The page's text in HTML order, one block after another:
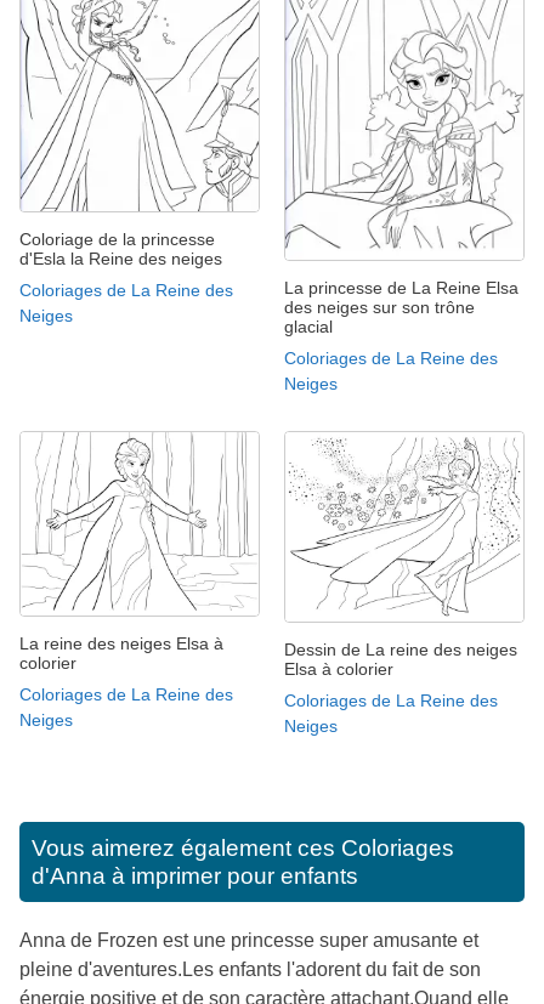
Coloriage de la princesse
d'Esla la Reine des neiges
Coloriages de La Reine des
Neiges
La princesse de La Reine Elsa
des neiges sur son trône
glacial
Coloriages de La Reine des
Neiges
La reine des neiges Elsa à
colorier
Coloriages de La Reine des
Neiges
Dessin de La reine des neiges
Elsa à colorier
Coloriages de La Reine des
Neiges
Vous aimerez également ces Coloriages
d'Anna à imprimer pour enfants
Anna de Frozen est une princesse super amusante et
pleine d'aventures.Les enfants l'adorent du fait de son
énergie positive et de son caractère attachant.Quand elle